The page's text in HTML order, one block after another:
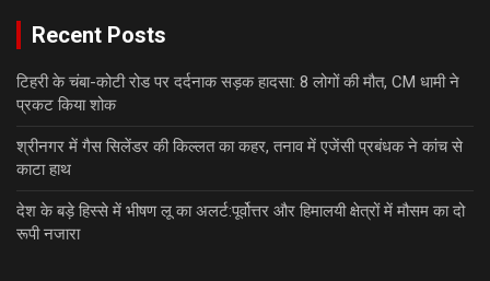
Recent Posts
टिहरी के चंबा-कोटी रोड पर दर्दनाक सड़क हादसा: 8 लोगों की मौत, CM धामी ने
प्रकट किया शोक
श्रीनगर में गैस सिलेंडर की किल्लत का कहर, तनाव में एजेंसी प्रबंधक ने कांच से
काटा हाथ
देश के बड़े हिस्से में भीषण लू का अलर्ट:पूर्वोत्तर और हिमालयी क्षेत्रों में मौसम का दो
रूपी नजारा